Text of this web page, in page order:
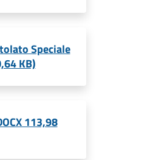
Speciale
KB)
113,98